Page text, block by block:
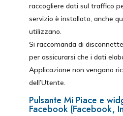
raccogliere dati sul traffico
servizio è installato, anche
utilizzano.
Si raccomanda di
per assicurarsi che i dati
Applicazione non vengano
dell’Utente.
Pulsante Mi Piace e
Facebook (Facebook,